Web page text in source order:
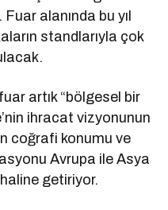
alanında bu yıl
standlarıyla çok
artık “bölgesel bir
ihracat vizyonunun
coğrafi konumu ve
Avrupa ile Asya
getiriyor.